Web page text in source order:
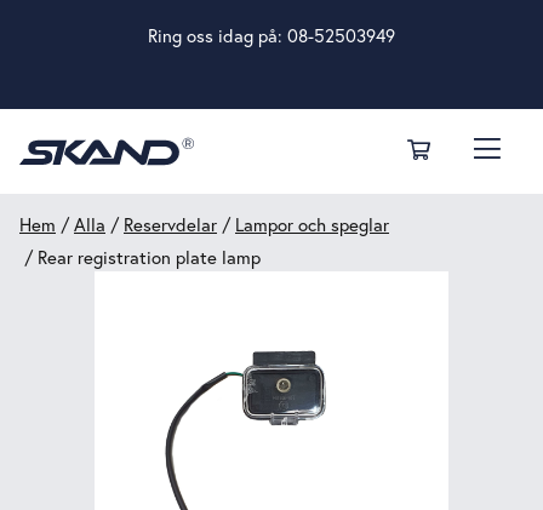
Ring oss idag på: 08-52503949
Hem /Alla / Reservdelar / Lampor och speglar
/ Rear registration plate lamp